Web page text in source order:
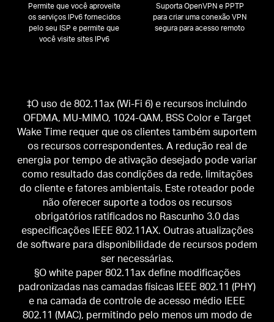
Permite que você aproveite
os serviços IPv6 fornecidos
pelo seu ISP e permite que
você visite sites IPv6
Suporta OpenVPN e PPTP
para criar uma conexão VPN
segura para acesso remoto
‡O uso de 802.11ax (Wi-Fi 6) e recursos incluindo
OFDMA, MU-MIMO, 1024-QAM, BSS Color e Target
Wake Time requer que os clientes também suportem
os recursos correspondentes. A redução real de
energia por tempo de ativação desejado pode variar
como resultado das condições da rede, limitações
do cliente e fatores ambientais. Este roteador pode
não oferecer suporte a todos os recursos
obrigatórios ratificados no Rascunho 3.0 das
especificações IEEE 802.11AX. Outras atualizações
de software para disponibilidade de recursos podem
ser necessárias.
§O white paper 802.11ax define modificações
padronizadas nas camadas físicas IEEE 802.11 (PHY)
e na camada de controle de acesso médio IEEE
802.11 (MAC), permitindo pelo menos um modo de